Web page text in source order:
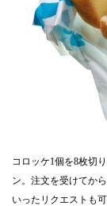
コロッケ1個を8枚切
ン。注文を受けてか
いったリクエストも